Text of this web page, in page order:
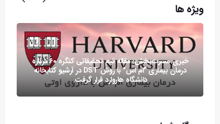
ویژه ها
خبری مسرت‌بخش: مقاله تیم تحقیقاتی کنگره ۶۰ درباره
درمان بیماری "ام اس" با روش DST در آرشیو کتابخانه
دانشگاه هاروارد قرار گرفت.